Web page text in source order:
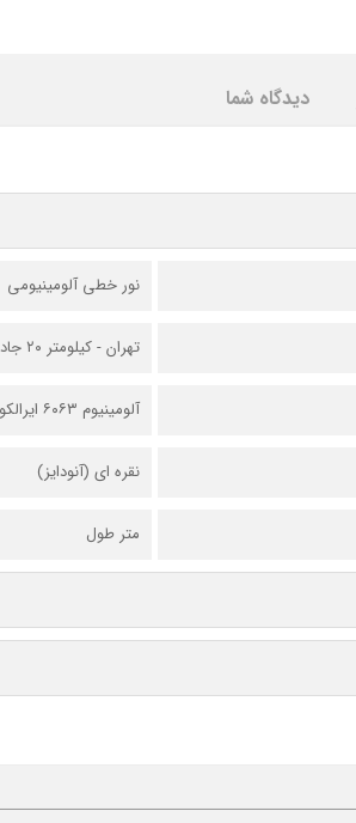
دیدگاه شما
نور خطی آلومینیومی
تهران - کیلومتر ۲۰ جاده قدیم کرج
آلومینیوم ۶۰۶۳ ایرالکو درجه یک
نقره ای (آنودایز)
متر طول